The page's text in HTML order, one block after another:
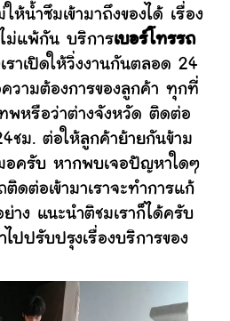
ห้น้ำซึมเข้ามาถึงของได้ เรื่อง
ม่แพ้กัน บริการเบอร์โทรรถ
ราเปิดให้วิ่งงานกันตลอด 24
ความต้องการของลูกค้า ทุกที่
ทพหรือว่าต่างจังหวัด ติดต่อ
ชม. ต่อให้ลูกค้าย้ายกันข้าม
อครับ หากพบเจอปัญหาใดๆ
ดต่อเข้ามาเราจะทำการแก้
าง แนะนำติชมเราก็ได้ครับ
ไปปรับปรุงเรื่องบริการของ